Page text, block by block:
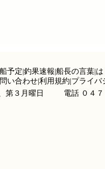
予定|釣果速報|船長の言葉|
い合わせ|利用規約|プライバ
第３月曜日
電話 ０４